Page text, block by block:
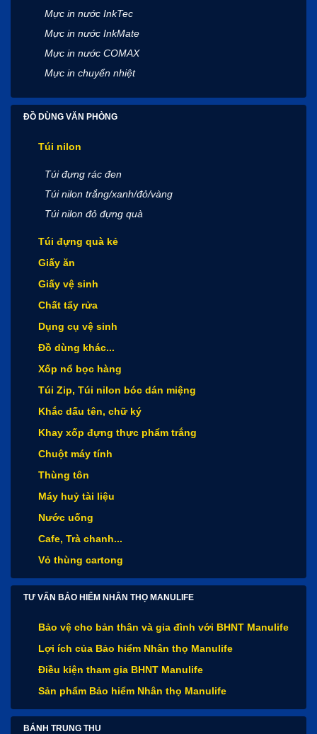
Mực in nước InkTec
Mực in nước InkMate
Mực in nước COMAX
Mực in chuyển nhiệt
ĐỒ DÙNG VĂN PHÒNG
Túi nilon
Túi đựng rác đen
Túi nilon trắng/xanh/đỏ/vàng
Túi nilon đỏ đựng quà
Túi đựng quà kẻ
Giấy ăn
Giấy vệ sinh
Chất tẩy rửa
Dụng cụ vệ sinh
Đồ dùng khác...
Xốp nổ bọc hàng
Túi Zip, Túi nilon bóc dán miệng
Khắc dấu tên, chữ ký
Khay xốp đựng thực phẩm trắng
Chuột máy tính
Thùng tôn
Máy huỷ tài liệu
Nước uống
Cafe, Trà chanh...
Vỏ thùng cartong
TƯ VẤN BẢO HIỂM NHÂN THỌ MANULIFE
Bảo vệ cho bản thân và gia đình với BHNT Manulife
Lợi ích của Bảo hiểm Nhân thọ Manulife
Điều kiện tham gia BHNT Manulife
Sản phẩm Bảo hiểm Nhân thọ Manulife
BÁNH TRUNG THU